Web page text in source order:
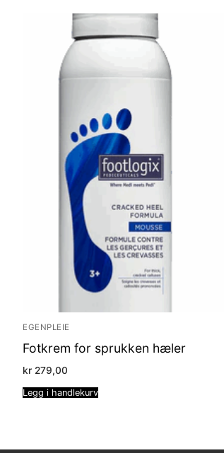
EGENPLEIE
Fotkrem for sprukken hæler
kr 279,00
Legg i handlekurv